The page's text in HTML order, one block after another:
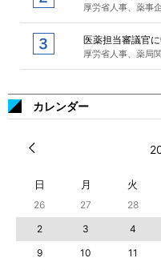
厚労省人事、薬事
医薬担当審議官
厚労省人事、薬局
カレンダー
日 月 火
26 27 28
2
3 4
9
10 11